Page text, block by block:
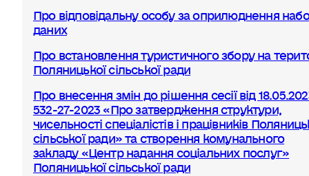
Про відповідальну особу за оприлюднення
даних
Про встановлення туристичного збору на
Поляницької сільської ради
Про внесення змін до рішення сесії від
532-27-2023 «Про затвердження структури,
чисельності спеціалістів і працівників
сільської ради» та створення комунального
закладу «Центр надання соціальних послуг»
Поляницької сільської ради